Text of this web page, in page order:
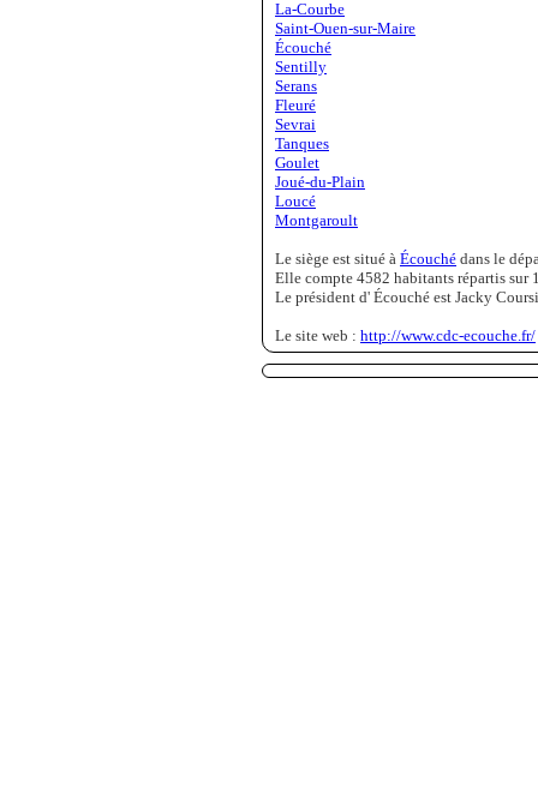
La-Courbe
Saint-Ouen-sur-Maire
Écouché
Sentilly
Serans
Fleuré
Sevrai
Tanques
Goulet
Joué-du-Plain
Loucé
Montgaroult
Le siège est situé à Écouché dans le
Elle compte 4582 habitants répartis sur
Le président d' Écouché est Jacky
Le site web : http://www.cdc-ecouche.fr/